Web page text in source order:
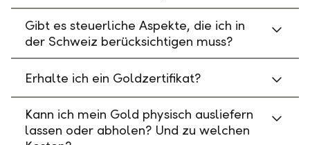
Gibt es steuerliche Aspekte, die ich in
der Schweiz berücksichtigen muss?
Erhalte ich ein Goldzertifikat?
Kann ich mein Gold physisch ausliefern
lassen oder abholen? Und zu welchen